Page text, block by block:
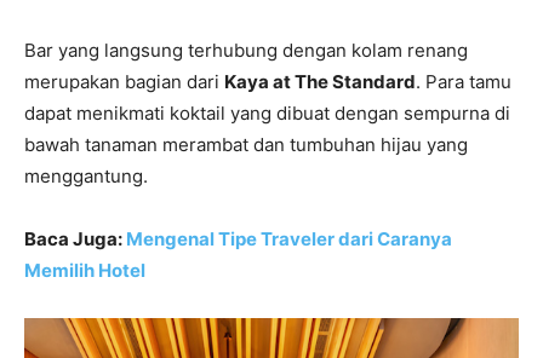
Bar yang langsung terhubung dengan kolam renang
merupakan bagian dari Kaya at The Standard. Para tamu
dapat menikmati koktail yang dibuat dengan sempurna di
bawah tanaman merambat dan tumbuhan hijau yang
menggantung.
Baca Juga: Mengenal Tipe Traveler dari Caranya
Memilih Hotel